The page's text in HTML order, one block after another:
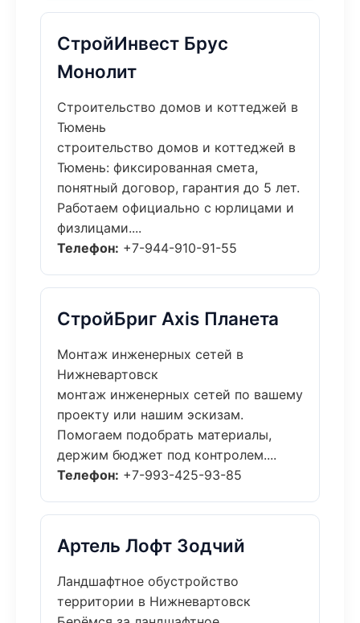
СтройИнвест Брус
Монолит
Строительство домов и коттеджей в
Тюмень
строительство домов и коттеджей в
Тюмень: фиксированная смета,
понятный договор, гарантия до 5 лет.
Работаем официально с юрлицами и
физлицами....
Телефон: +7-944-910-91-55
СтройБриг Axis Планета
Монтаж инженерных сетей в
Нижневартовск
монтаж инженерных сетей по вашему
проекту или нашим эскизам.
Помогаем подобрать материалы,
держим бюджет под контролем....
Телефон: +7-993-425-93-85
Артель Лофт Зодчий
Ландшафтное обустройство
территории в Нижневартовск